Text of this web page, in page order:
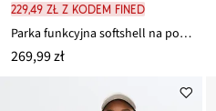
229,49 zł z kodem FINED
Parka funkcyjna softshell na podszewce z miękkiego polaru
269,99 zł